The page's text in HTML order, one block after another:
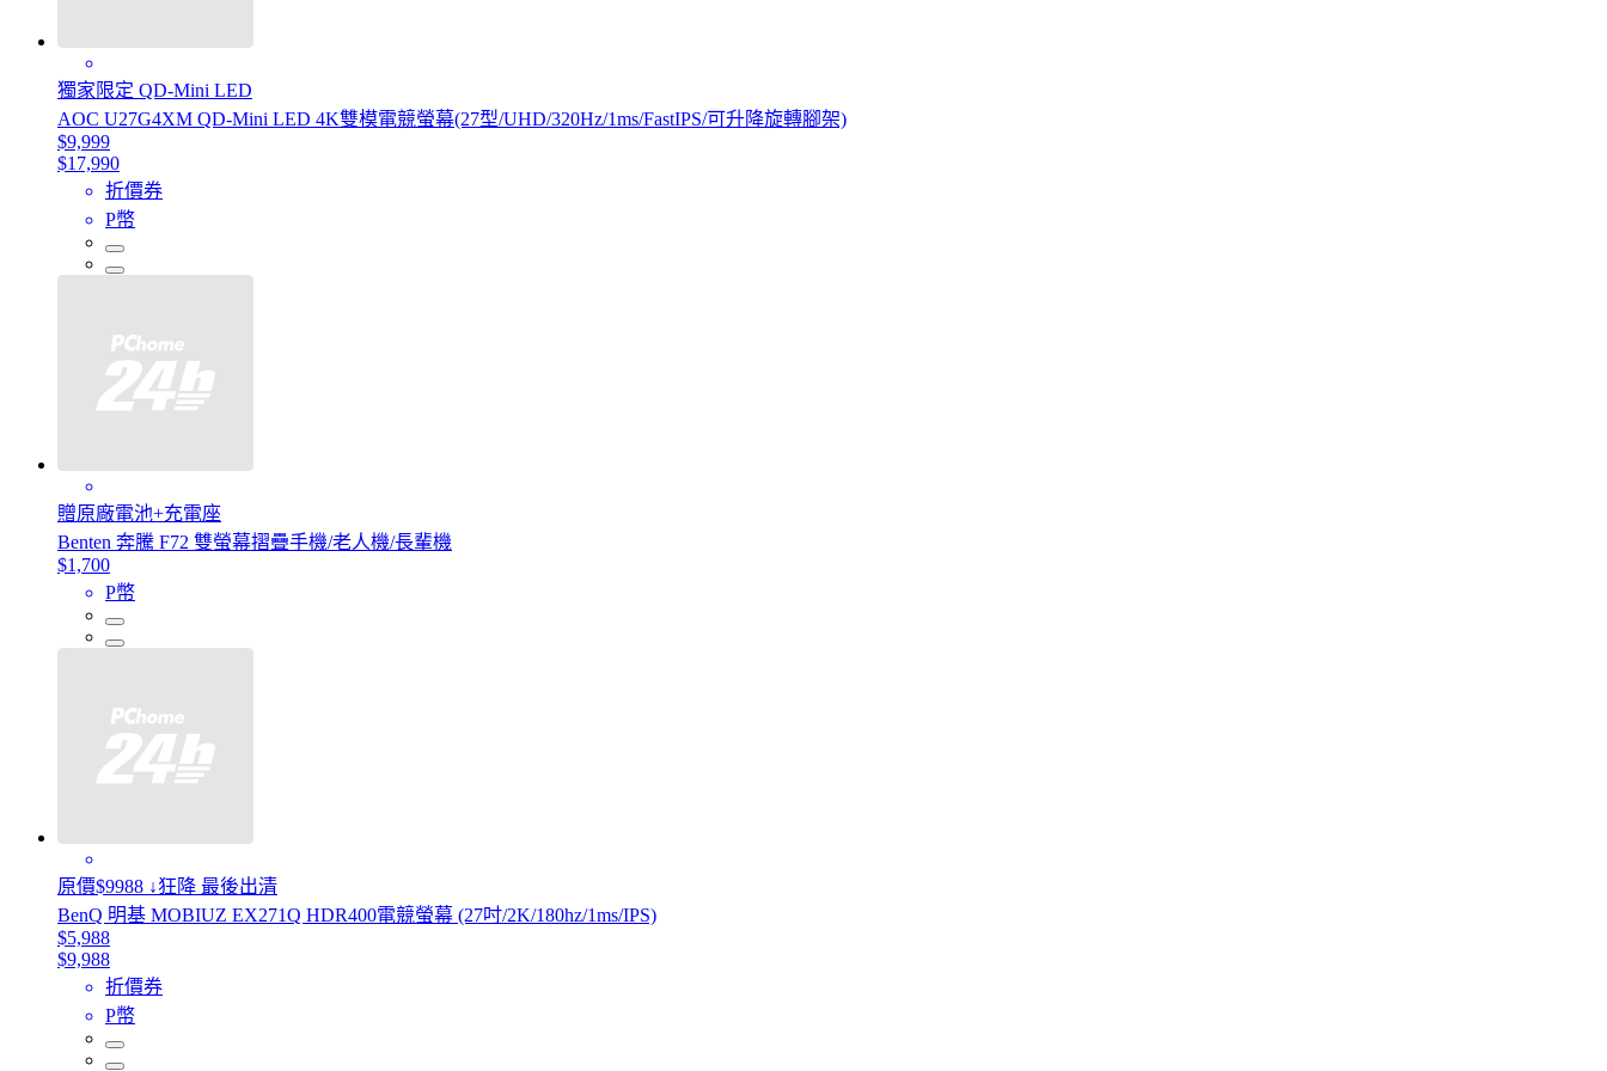
獨家限定 QD-Mini LED
AOC U27G4XM QD-Mini LED 4K雙模電競螢幕(27型/UHD/320Hz/1ms/FastIPS/可升降旋轉腳架)
$9,999
$17,990
折價券
P幣
贈原廠電池+充電座
Benten 奔騰 F72 雙螢幕摺疊手機/老人機/長輩機
$1,700
P幣
原價$9988 ↓狂降 最後出清
BenQ 明基 MOBIUZ EX271Q HDR400電競螢幕 (27吋/2K/180hz/1ms/IPS)
$5,988
$9,988
折價券
P幣